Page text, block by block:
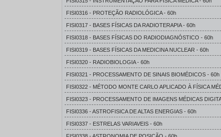
FISI0316 - PROTEÇÃO RADIOLÓGICA - 60h
FISI0317 - BASES FÍSICAS DA RADIOTERAPIA - 60h
FISI0318 - BASES FÍSICAS DO RADIODIAGNÓSTICO - 60h
FISI0319 - BASES FÍSICAS DA MEDICINA NUCLEAR - 60h
FISI0320 - RADIOBIOLOGIA - 60h
FISI0321 - PROCESSAMENTO DE SINAIS BIOMÉDICOS - 60h
FISI0322 - MÉTODO MONTE CARLO APLICADO À FÍSICA
FISI0323 - PROCESSAMENTO DE IMAGENS MÉDICAS
FISI0336 - ASTROFISICA DE ALTAS ENERGIAS - 60h
FISI0337 - ESTRELAS VARIAVEIS - 60h